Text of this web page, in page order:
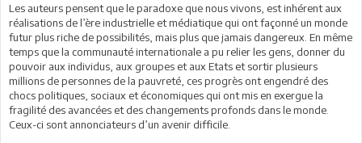
Les auteurs pensent que le paradoxe que nous vivons, est inhérent aux
réalisations de l’ère industrielle et médiatique qui ont façonné un monde
futur plus riche de possibilités, mais plus que jamais dangereux. En même
temps que la communauté internationale a pu relier les gens, donner du
pouvoir aux individus, aux groupes et aux Etats et sortir plusieurs
millions de personnes de la pauvreté, ces progrès ont engendré des
chocs politiques, sociaux et économiques qui ont mis en exergue la
fragilité des avancées et des changements profonds dans le monde.
Ceux-ci sont annonciateurs d’un avenir difficile.